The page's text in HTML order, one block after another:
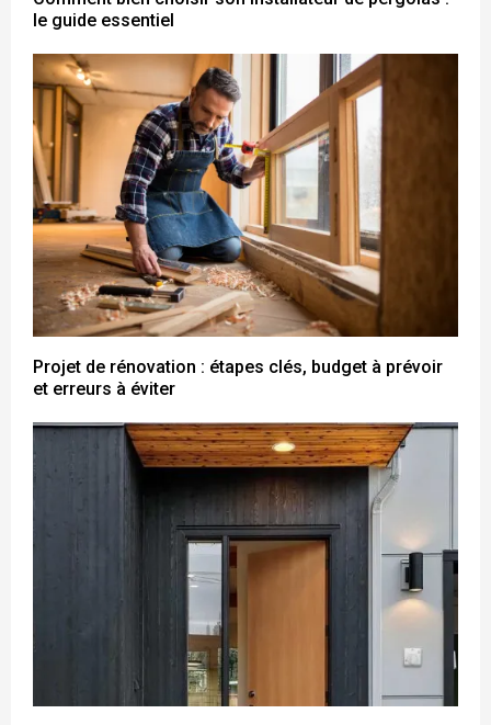
le guide essentiel
Projet de rénovation : étapes clés, budget à prévoir
et erreurs à éviter